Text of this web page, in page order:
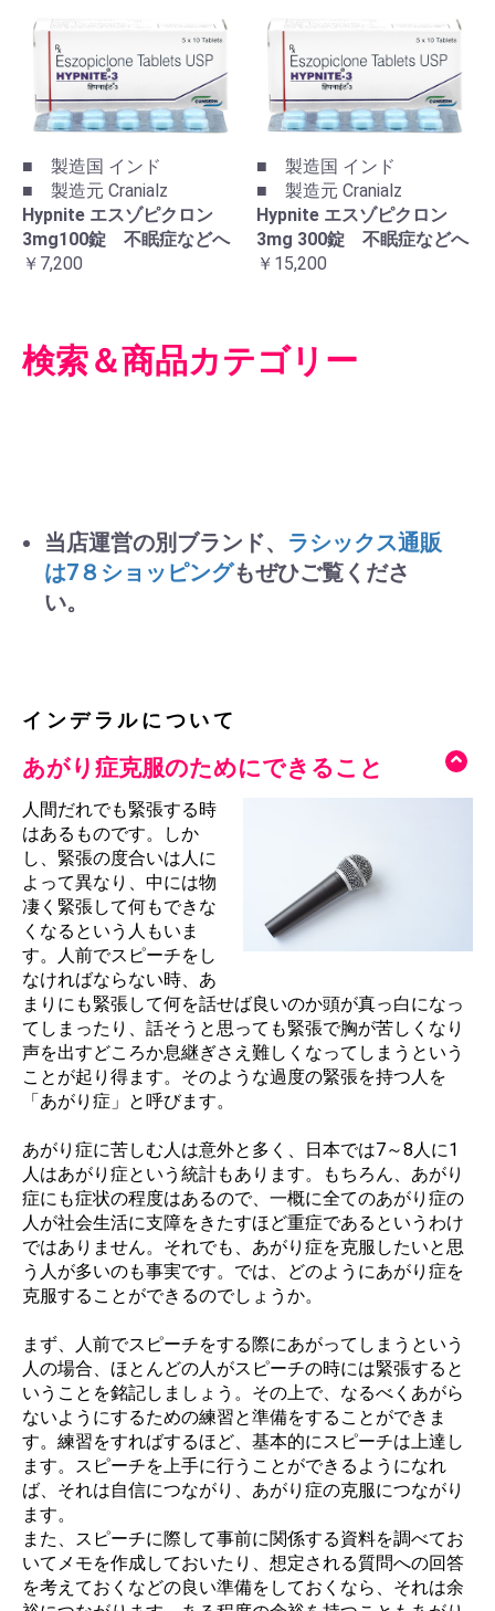
■ 製造国 インド
■ 製造元 Cranialz
Hypnite エスゾピクロン
3mg100錠 不眠症などへ
￥7,200
■ 製造国 インド
■ 製造元 Cranialz
Hypnite エスゾピクロン
3mg 300錠 不眠症などへ
￥15,200
検索＆商品カテゴリー
当店運営の別ブランド、 ラシックス通販
は7８ショッピングもぜひご覧くださ
い。
インデラルについて
あがり症克服のためにできること
人間だれでも緊張する時
はあるものです。しか
し、緊張の度合いは人に
よって異なり、中には物
凄く緊張して何もできな
くなるという人もいま
す。人前でスピーチをし
なければならない時、あ
まりにも緊張して何を話せば良いのか頭が真っ白になっ
てしまったり、話そうと思っても緊張で胸が苦しくなり
声を出すどころか息継ぎさえ難しくなってしまうという
ことが起り得ます。そのような過度の緊張を持つ人を
「あがり症」と呼びます。
あがり症に苦しむ人は意外と多く、日本では7～8人に1
人はあがり症という統計もあります。もちろん、あがり
症にも症状の程度はあるので、一概に全てのあがり症の
人が社会生活に支障をきたすほど重症であるというわけ
ではありません。それでも、あがり症を克服したいと思
う人が多いのも事実です。では、どのようにあがり症を
克服することができるのでしょうか。
まず、人前でスピーチをする際にあがってしまうという
人の場合、ほとんどの人がスピーチの時には緊張すると
いうことを銘記しましょう。その上で、なるべくあがら
ないようにするための練習と準備をすることができま
す。練習をすればするほど、基本的にスピーチは上達し
ます。スピーチを上手に行うことができるようになれ
ば、それは自信につながり、あがり症の克服につながり
ます。
また、スピーチに際して事前に関係する資料を調べてお
いてメモを作成しておいたり、想定される質問への回答
を考えておくなどの良い準備をしておくなら、それは余